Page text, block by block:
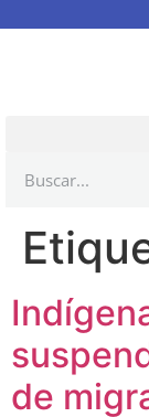
de